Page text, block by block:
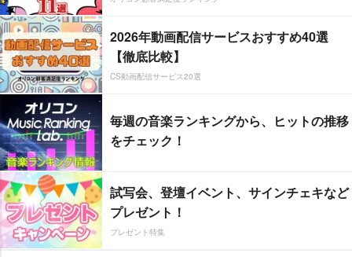
2026年動画配信サービスおすすめ40選
【徹底比較】
CS動画配信サービス20選
毎週の音楽ランキングから、ヒットの推移
をチェック！
試写会、登壇イベント、サインチェキなど
プレゼント！
プレゼント特集